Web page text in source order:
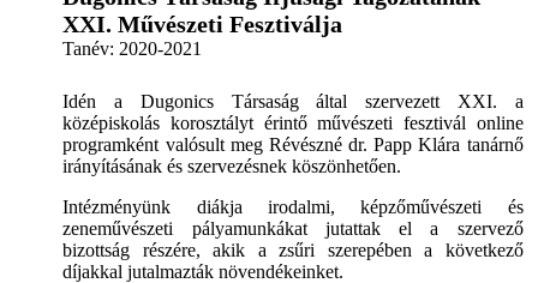
XXI. Művészeti Fesztiválja
Tanév: 2020-2021
Idén a Dugonics Társaság által szervezett XXI. a
középiskolás korosztályt érintő művészeti fesztivál online
programként valósult meg Révészné dr. Papp Klára tanárnő
irányításának és szervezésnek köszönhetően.
Intézményünk diákja irodalmi, képzőművészeti és
zeneművészeti pályamunkákat jutattak el a szervező
bizottság részére, akik a zsűri szerepében a következő
díjakkal jutalmazták növendékeinket.